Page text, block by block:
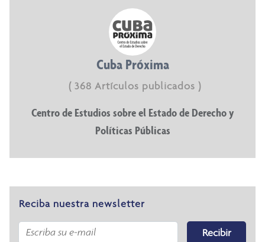
Cuba Próxima
( 368 Artículos publicados )
Centro de Estudios sobre el Estado de Derecho y
Políticas Públicas
Reciba nuestra newsletter
Recibir